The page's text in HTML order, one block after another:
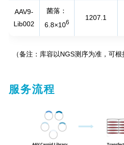
AAV9-
Lib002
菌落：
6.8×106
1207.1
（备注：库容以NGS测序为准，可
服务流程